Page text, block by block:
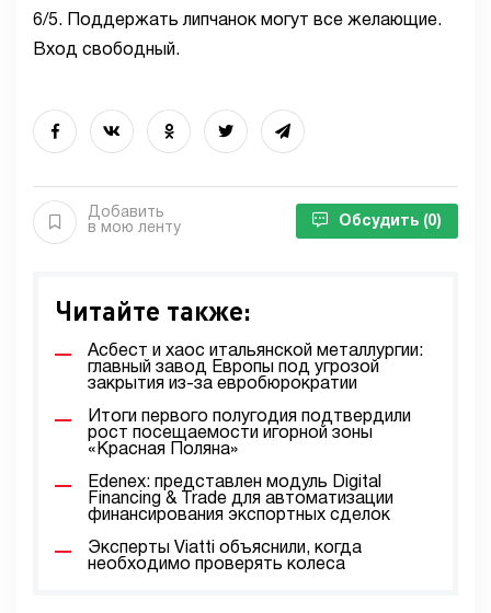
6/5. Поддержать липчанок могут все желающие.
Вход свободный.
Добавить
в мою ленту
Обсудить (0)
Читайте также:
Асбест и хаос итальянской металлургии:
главный завод Европы под угрозой
закрытия из-за евробюрократии
Итоги первого полугодия подтвердили
рост посещаемости игорной зоны
«Красная Поляна»
Edenex: представлен модуль Digital
Financing & Trade для автоматизации
финансирования экспортных сделок
Эксперты Viatti объяснили, когда
необходимо проверять колеса